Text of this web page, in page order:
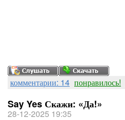
комментарии: 14 понравилось!
Say Yes Скажи: «Да!»
28-12-2025 19:35